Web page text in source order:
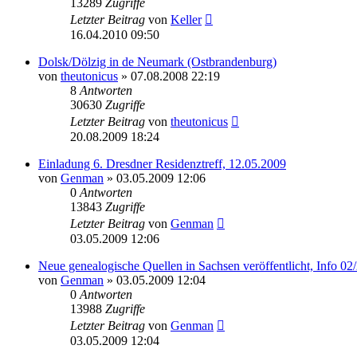
Letzter Beitrag von Keller
16.04.2010 09:50
Dolsk/Dölzig in de Neumark (Ostbrandenburg)
von theutonicus » 07.08.2008 22:19
8 Antworten
30630 Zugriffe
Letzter Beitrag von theutonicus
20.08.2009 18:24
Einladung 6. Dresdner Residenztreff, 12.05.2009
von Genman » 03.05.2009 12:06
0 Antworten
13843 Zugriffe
Letzter Beitrag von Genman
03.05.2009 12:06
Neue genealogische Quellen in Sachsen veröffentlicht, Info
von Genman » 03.05.2009 12:04
0 Antworten
13988 Zugriffe
Letzter Beitrag von Genman
03.05.2009 12:04